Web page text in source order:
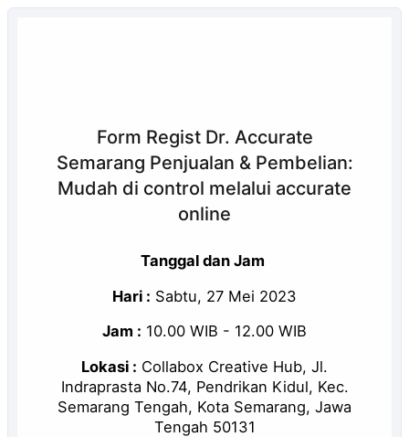
Form Regist Dr. Accurate
Semarang Penjualan & Pembelian:
Mudah di control melalui accurate
online
Tanggal dan Jam
Hari : Sabtu, 27 Mei 2023
Jam : 10.00 WIB - 12.00 WIB
Lokasi : Collabox Creative Hub, Jl.
Indraprasta No.74, Pendrikan Kidul, Kec.
Semarang Tengah, Kota Semarang, Jawa
Tengah 50131